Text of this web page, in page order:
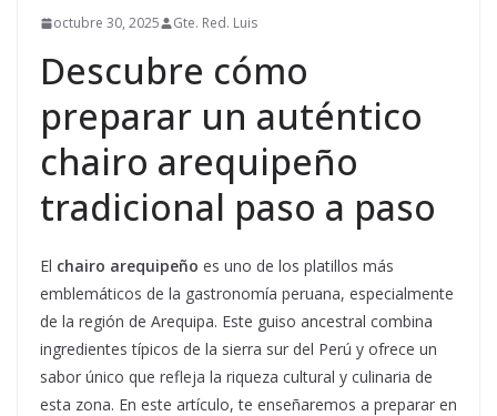
octubre 30, 2025 Gte. Red. Luis
Descubre cómo
preparar un auténtico
chairo arequipeño
tradicional paso a paso
El chairo arequipeño es uno de los platillos más
emblemáticos de la gastronomía peruana, especialmente
de la región de Arequipa. Este guiso ancestral combina
ingredientes típicos de la sierra sur del Perú y ofrece un
sabor único que refleja la riqueza cultural y culinaria de
esta zona. En este artículo, te enseñaremos a preparar en